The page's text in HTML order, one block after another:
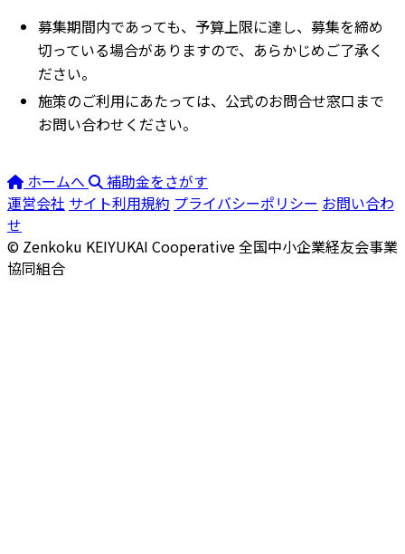
募集期間内であっても、予算上限に達し、募集を締め
切っている場合がありますので、あらかじめご了承く
ださい。
施策のご利用にあたっては、公式のお問合せ窓口まで
お問い合わせください。
ホームへ
補助金をさがす
運営会社 サイト利用規約 プライバシーポリシー お問い合わ
せ
© Zenkoku KEIYUKAI Cooperative全国中小企業経友会事業
協同組合